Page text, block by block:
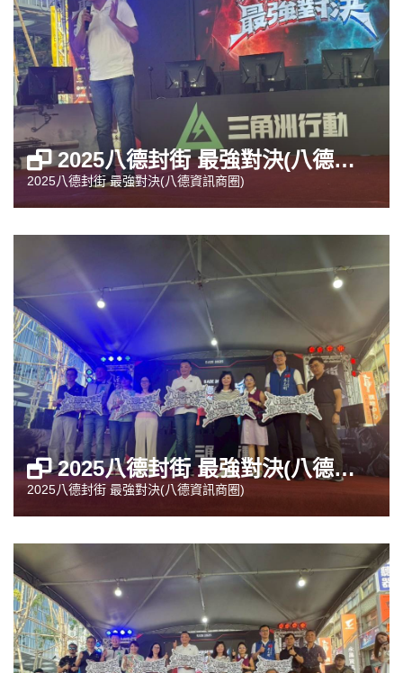
2025八德封街 最強對決(八德資訊商圈)
2025八德封街 最強對決(八德資訊商圈)
2025八德封街 最強對決(八德資訊商圈)
2025八德封街 最強對決(八德資訊商圈)